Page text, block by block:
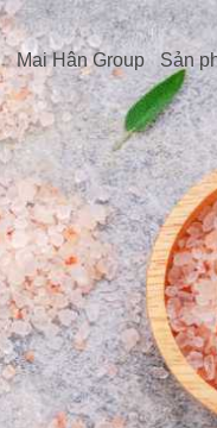
Mai Hân Group Sản